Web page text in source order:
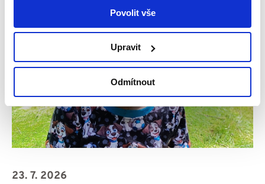
Povolit vše
Upravit
Odmítnout
23. 7. 2026